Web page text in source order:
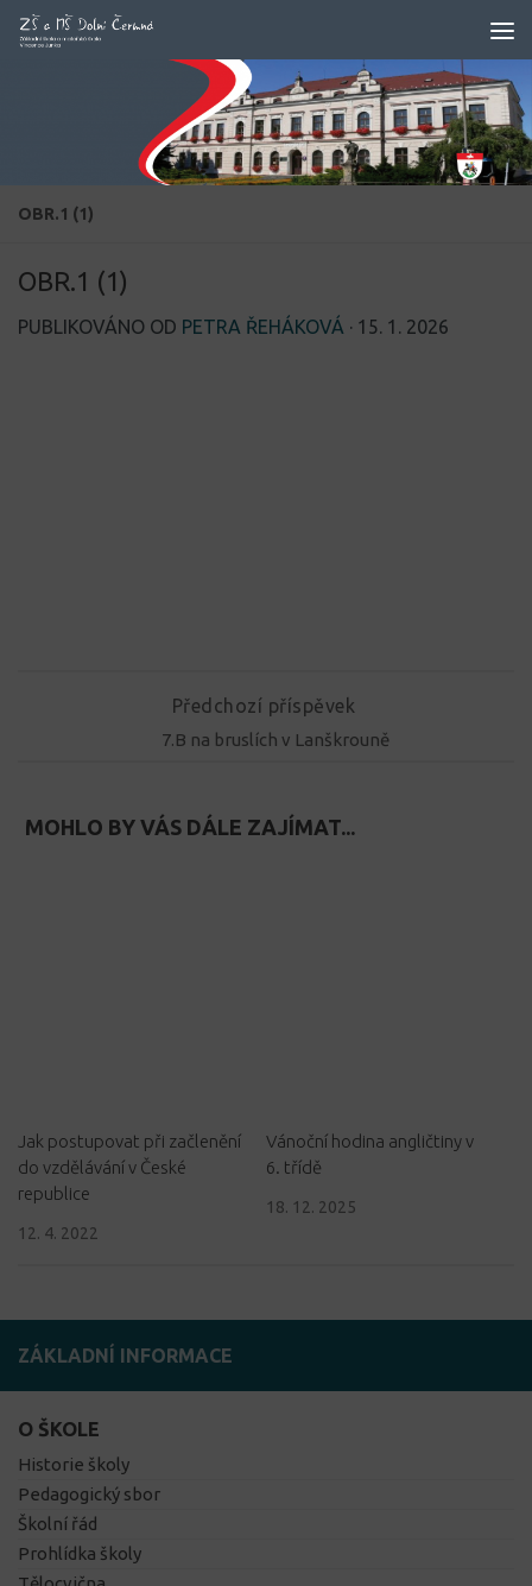
Skip to content
OBR.1 (1)
OBR.1 (1)
PUBLIKOVÁNO OD PETRA ŘEHÁKOVÁ · 15. 1. 2026
Předchozí příspěvek
7.B na bruslích v Lanškrouně
MOHLO BY VÁS DÁLE ZAJÍMAT...
Jak postupovat při začlenění
do vzdělávání v České
republice
12. 4. 2022
Vánoční hodina angličtiny v
6. třídě
18. 12. 2025
ZÁKLADNÍ INFORMACE
O ŠKOLE
Historie školy
Pedagogický sbor
Školní řád
Prohlídka školy